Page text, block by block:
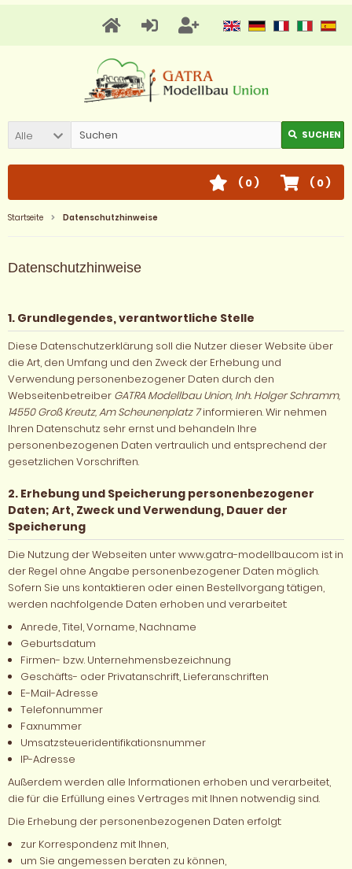
Alle SUCHEN
( 0)
( 0)
Startseite Datenschutzhinweise
Datenschutzhinweise
1. Grundlegendes, verantwortliche Stelle
Diese Datenschutzerklärung soll die Nutzer dieser Website über
die Art, den Umfang und den Zweck der Erhebung und
Verwendung personenbezogener Daten durch den
Webseitenbetreiber GATRA Modellbau Union, Inh. Holger Schramm,
14550 Groß Kreutz, Am Scheunenplatz 7informieren. Wir nehmen
Ihren Datenschutz sehr ernst und behandeln Ihre
personenbezogenen Daten vertraulich und entsprechend der
gesetzlichen Vorschriften.
2. Erhebung und Speicherung personenbezogener
Daten; Art, Zweck und Verwendung, Dauer der
Speicherung
Die Nutzung der Webseiten unter www.gatra-modellbau.com ist in
der Regel ohne Angabe personenbezogener Daten möglich.
Sofern Sie uns kontaktieren oder einen Bestellvorgang tätigen,
werden nachfolgende Daten erhoben und verarbeitet:
Anrede, Titel, Vorname, Nachname
Geburtsdatum
Firmen- bzw. Unternehmensbezeichnung
Geschäfts- oder Privatanschrift, Lieferanschriften
E-Mail-Adresse
Telefonnummer
Faxnummer
Umsatzsteueridentifikationsnummer
IP-Adresse
Außerdem werden alle Informationen erhoben und verarbeitet,
die für die Erfüllung eines Vertrages mit Ihnen notwendig sind.
Die Erhebung der personenbezogenen Daten erfolgt:
zur Korrespondenz mit Ihnen,
um Sie angemessen beraten zu können,